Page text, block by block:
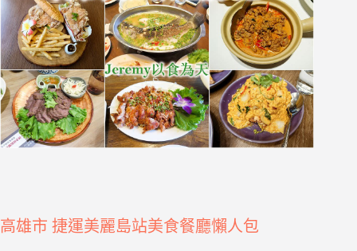
高雄市 捷運美麗島站美食餐廳懶人包